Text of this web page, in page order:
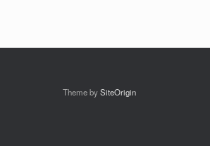
Theme bySiteOrigin